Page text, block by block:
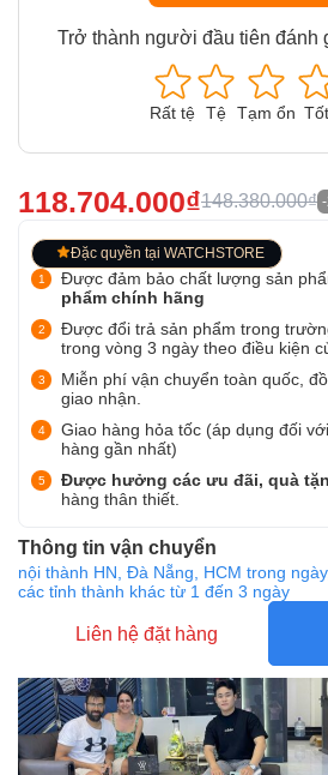
Trở thành người đầu tiên đánh
Rất tệ Tệ Tạm ổn Tốt
118.704.000₫148.380.000₫
Đặc quyền tại WATCHSTORE
Được đảm bảo chất lượng sản
phẩm chính hãng
Được đổi trả sản phẩm trong
trong vòng 3 ngày theo điều kiện
Miễn phí vận chuyển toàn quốc,
giao nhận.
Giao hàng hỏa tốc (áp dụng đối
hàng gần nhất)
Được hưởng các ưu đãi, quà
hàng thân thiết.
Thông tin vận chuyển
nội thành HN, Đà Nẵng, HCM trong ngày,
các tỉnh thành khác từ 1 đến 3 ngày
Liên hệ đặt hàng